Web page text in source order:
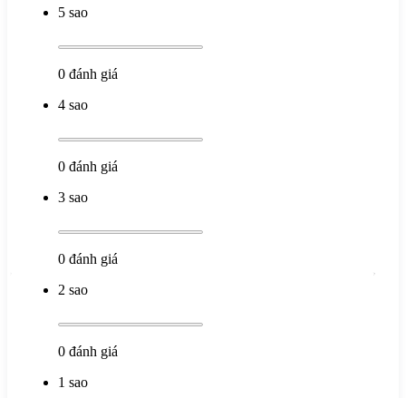
5 sao
0 đánh giá
4 sao
0 đánh giá
3 sao
0 đánh giá
2 sao
0 đánh giá
1 sao